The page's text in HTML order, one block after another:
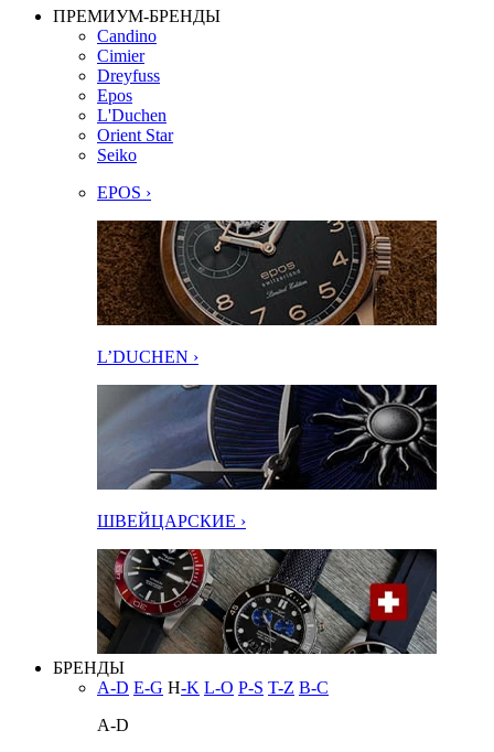
ПРЕМИУМ-БРЕНДЫ
Candino
Cimier
Dreyfuss
Epos
L'Duchen
Orient Star
Seiko
EPOS ›
L’DUCHEN ›
ШВЕЙЦАРСКИЕ ›
БРЕНДЫ
A-D E-G H-K L-O P-S T-Z В-С
A-D